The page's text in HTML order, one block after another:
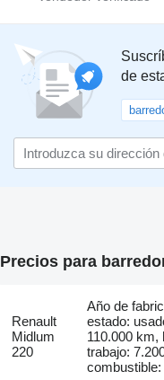
de
Precios para
Renault
Midlum
220
Año de
estado:
110.000 km,
trabajo: